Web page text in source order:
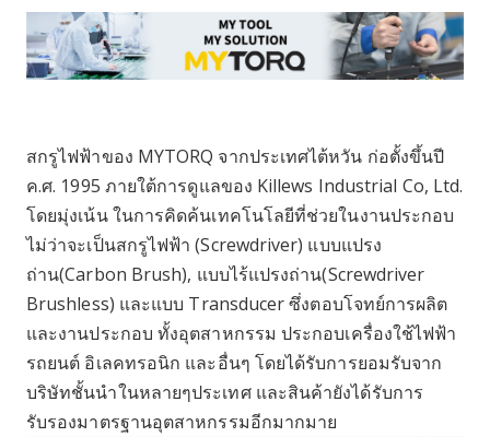
สกรูไฟฟ้าของ MYTORQ จากประเทศไต้หวัน ก่อตั้งขึ้นปี
ค.ศ. 1995 ภายใต้การดูแลของ Killews Industrial Co, Ltd.
โดยมุ่งเน้น ในการคิดค้นเทคโนโลยีที่ช่วยในงานประกอบ
ไม่ว่าจะเป็นสกรูไฟฟ้า (Screwdriver) แบบแปรง
ถ่าน(Carbon Brush), แบบไร้แปรงถ่าน(Screwdriver
Brushless) และแบบ Transducer ซึ่งตอบโจทย์การผลิต
และงานประกอบ ทั้งอุตสาหกรรม ประกอบเครื่องใช้ไฟฟ้า
รถยนต์ อิเลคทรอนิก และอื่นๆ โดยได้รับการยอมรับจาก
บริษัทชั้นนำในหลายๆประเทศ และสินค้ายังได้รับการ
รับรองมาตรฐานอุตสาหกรรมอีกมากมาย